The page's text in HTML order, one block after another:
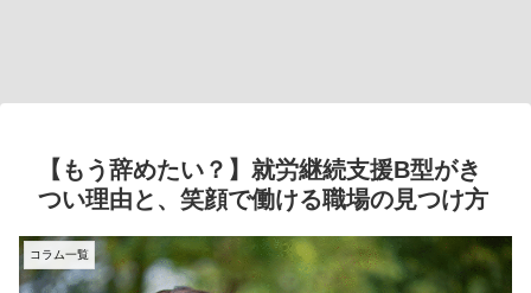
【もう辞めたい？】就労継続支援B型がき
つい理由と、笑顔で働ける職場の見つけ方
コラム一覧